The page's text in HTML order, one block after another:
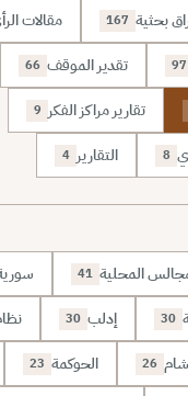
بحثية 167 مقالات
97 تقدير الموقف 66
تقارير مراكز الفكر 9
8 التقارير 4
المحلية 41
30 إدلب 30
26 الحوكمة 23